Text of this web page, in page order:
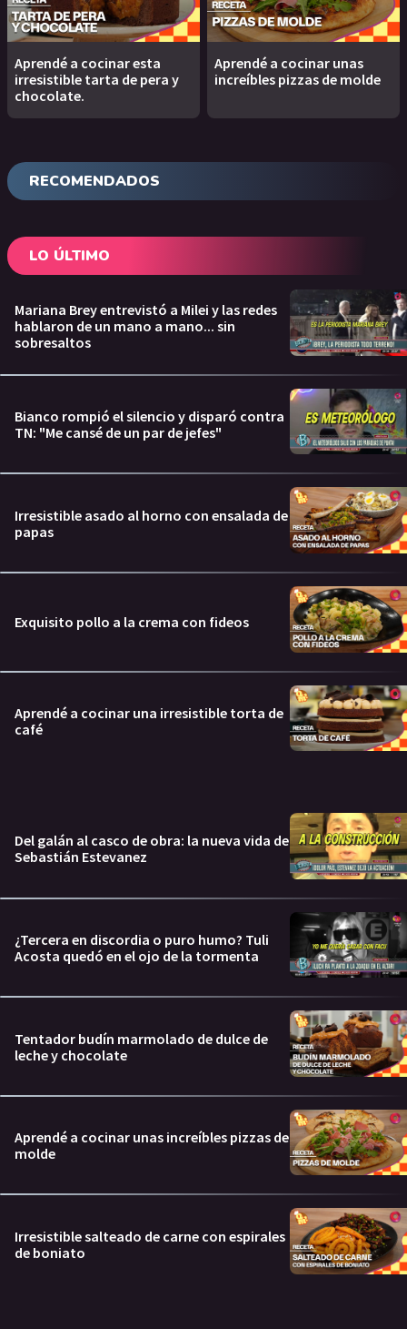
Aprendé a cocinar esta
irresistible tarta de pera y
chocolate.
Aprendé a cocinar unas
increíbles pizzas de molde
RECOMENDADOS
LO ÚLTIMO
Mariana Brey entrevistó a Milei y las redes
hablaron de un mano a mano... sin
sobresaltos
Bianco rompió el silencio y disparó contra
TN: "Me cansé de un par de jefes"
Irresistible asado al horno con ensalada de
papas
Exquisito pollo a la crema con fideos
Aprendé a cocinar una irresistible torta de
café
Del galán al casco de obra: la nueva vida de
Sebastián Estevanez
¿Tercera en discordia o puro humo? Tuli
Acosta quedó en el ojo de la tormenta
Tentador budín marmolado de dulce de
leche y chocolate
Aprendé a cocinar unas increíbles pizzas de
molde
Irresistible salteado de carne con espirales
de boniato